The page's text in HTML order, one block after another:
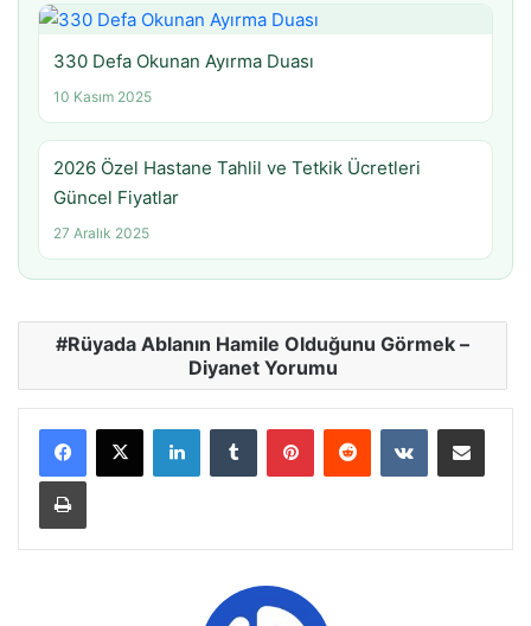
330 Defa Okunan Ayırma Duası
10 Kasım 2025
2026 Özel Hastane Tahlil ve Tetkik Ücretleri
Güncel Fiyatlar
27 Aralık 2025
Rüyada Ablanın Hamile Olduğunu Görmek –
Diyanet Yorumu
LinkedInTumblr PinterestReddit VKontakteE-Posta ile paylaş
Yazdır